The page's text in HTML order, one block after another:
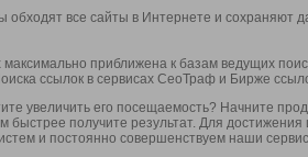
обходят все сайты в Интернете и сохраняют
приближена к базам ведущих
ссылок в сервисах СеоТраф и Бирже
увеличить его посещаемость? Начните
быстрее получите результат. Для
и постоянно совершенствуем наши